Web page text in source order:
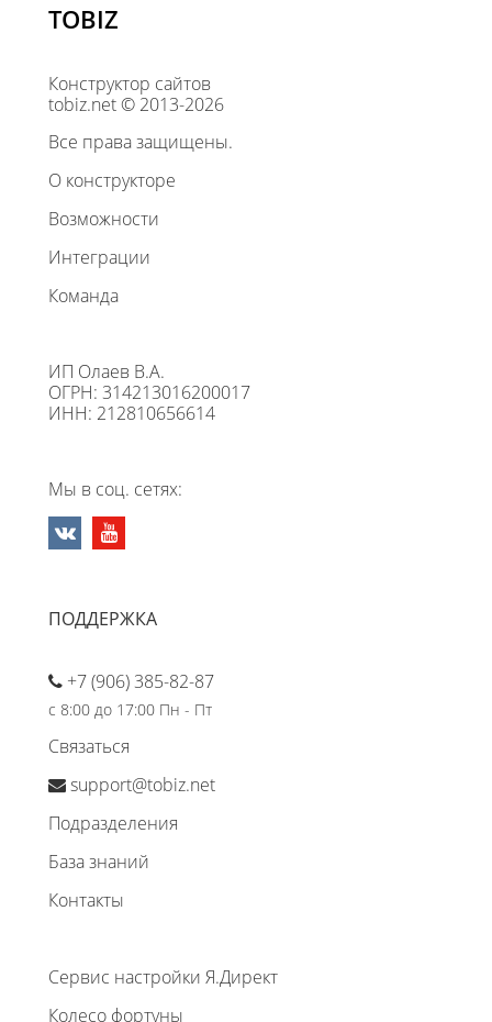
TOBIZ
Конструктор сайтов
tobiz.net © 2013-2026
Все права защищены.
О конструкторе
Возможности
Интеграции
Команда
ИП Олаев В.А.
ОГРН: 314213016200017
ИНН: 212810656614
Мы в соц. сетях:
ПОДДЕРЖКА
+7 (906) 385-82-87
с 8:00 до 17:00 Пн - Пт
Связаться
support@tobiz.net
Подразделения
База знаний
Контакты
Сервис настройки Я.Директ
Колесо фортуны